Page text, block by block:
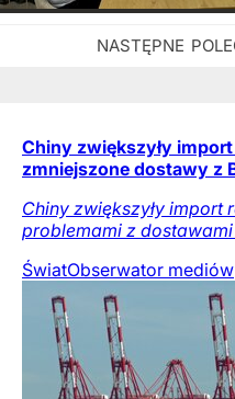
Chiny zwiększyły
zmniejszone dostawy z
Chiny zwiększyły
problemami z
ŚwiatObserwator mediów